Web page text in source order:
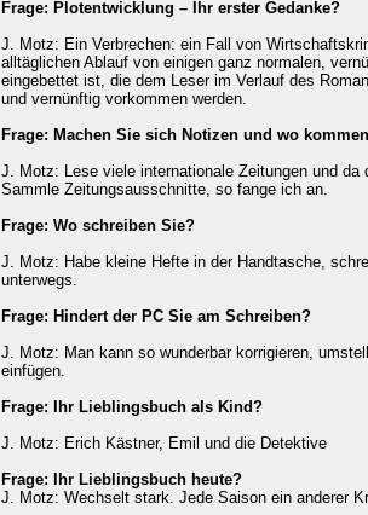
Frage: Plotentwicklung – Ihr erster Gedanke?
J. Motz: Ein Verbrechen: ein Fall von
alltäglichen Ablauf von einigen ganz normalen,
eingebettet ist, die dem Leser im Verlauf des
und vernünftig vorkommen werden.
Frage: Machen Sie sich Notizen und wo
J. Motz: Lese viele internationale Zeitungen und da
Sammle Zeitungsausschnitte, so fange ich an.
Frage: Wo schreiben Sie?
J. Motz: Habe kleine Hefte in der Handtasche,
unterwegs.
Frage: Hindert der PC Sie am Schreiben?
J. Motz: Man kann so wunderbar korrigieren,
einfügen.
Frage: Ihr Lieblingsbuch als Kind?
J. Motz: Erich Kästner, Emil und die Detektive
Frage: Ihr Lieblingsbuch heute?
J. Motz: Wechselt stark. Jede Saison ein anderer